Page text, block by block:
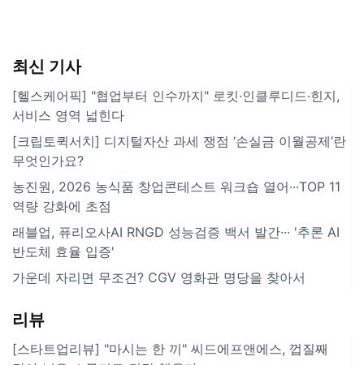
최신 기사
[헬스케어픽] "협업부터 인수까지" 로킷·인클루디드·힌지,
서비스 영역 넓힌다
[크립토퀵서치] 디지털자산 과세 쟁점 ‘손실금 이월공제’란
무엇인가요?
농진원, 2026 농식품 창업콘테스트 워크숍 열어···TOP 11
역량 강화에 초점
래블업, 퓨리오사AI RNGD 성능검증 백서 발간··· '추론 AI
반도체 효율 입증'
가운데 자리면 무조건? CGV 영화관 명당을 찾아서
리뷰
[스타트업리뷰] "마시는 한 끼" 씨드에프앤에스, 껍질째